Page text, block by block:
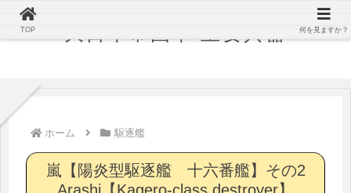
ホーム 駆逐艦
嵐【陽炎型駆逐艦 十六番艦】その2
TOP 何を見ますか？